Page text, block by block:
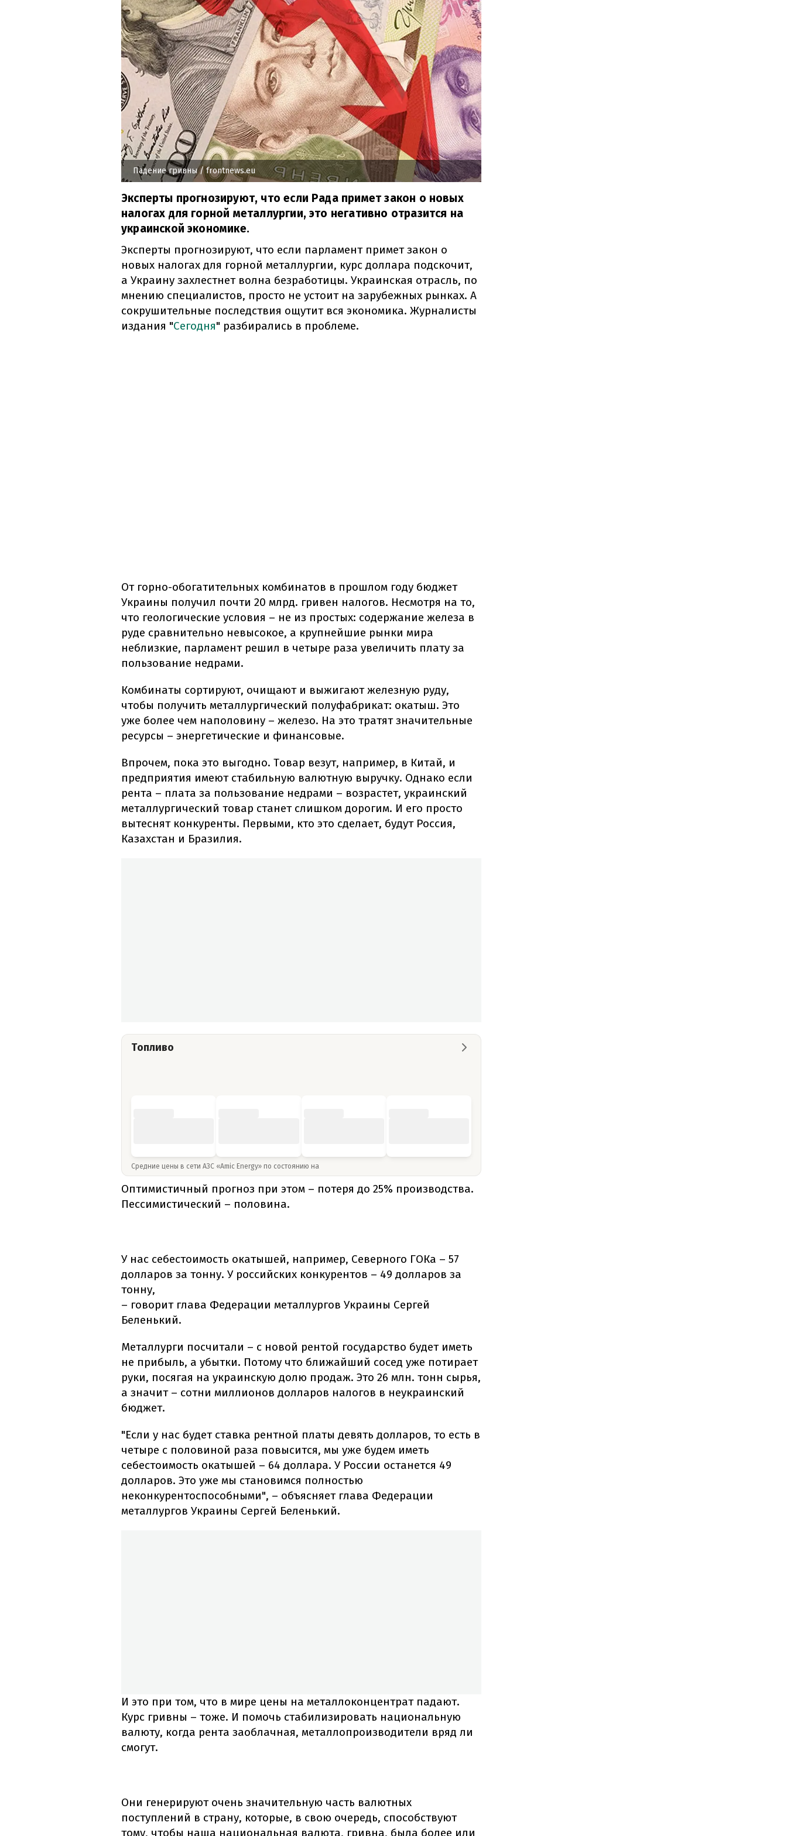
Падение гривны/ frontnews.eu
Эксперты прогнозируют, что если Рада примет закон о новых
налогах для горной металлургии, это негативно отразится на
украинской экономике.
Эксперты прогнозируют, что если парламент примет закон о
новых налогах для горной металлургии, курс доллара подскочит,
а Украину захлестнет волна безработицы. Украинская отрасль, по
мнению специалистов, просто не устоит на зарубежных рынках. А
сокрушительные последствия ощутит вся экономика. Журналисты
издания "Сегодня" разбирались в проблеме.
От горно-обогатительных комбинатов в прошлом году бюджет
Украины получил почти 20 млрд. гривен налогов. Несмотря на то,
что геологические условия – не из простых: содержание железа в
руде сравнительно невысокое, а крупнейшие рынки мира
неблизкие, парламент решил в четыре раза увеличить плату за
пользование недрами.
Комбинаты сортируют, очищают и выжигают железную руду,
чтобы получить металлургический полуфабрикат: окатыш. Это
уже более чем наполовину – железо. На это тратят значительные
ресурсы – энергетические и финансовые.
Впрочем, пока это выгодно. Товар везут, например, в Китай, и
предприятия имеют стабильную валютную выручку. Однако если
рента – плата за пользование недрами – возрастет, украинский
металлургический товар станет слишком дорогим. И его просто
вытеснят конкуренты. Первыми, кто это сделает, будут Россия,
Казахстан и Бразилия.
Топливо
Средние цены в сети АЗС «Amic Energy» по состоянию на
Оптимистичный прогноз при этом – потеря до 25% производства.
Пессимистический – половина.
У нас себестоимость окатышей, например, Северного ГОКа – 57
долларов за тонну. У российских конкурентов – 49 долларов за
тонну,
– говорит глава Федерации металлургов Украины Сергей
Беленький.
Металлурги посчитали – с новой рентой государство будет иметь
не прибыль, а убытки. Потому что ближайший сосед уже потирает
руки, посягая на украинскую долю продаж. Это 26 млн. тонн сырья,
а значит – сотни миллионов долларов налогов в неукраинский
бюджет.
"Если у нас будет ставка рентной платы девять долларов, то есть в
четыре с половиной раза повысится, мы уже будем иметь
себестоимость окатышей – 64 доллара. У России останется 49
долларов. Это уже мы становимся полностью
неконкурентоспособными", – объясняет глава Федерации
металлургов Украины Сергей Беленький.
И это при том, что в мире цены на металлоконцентрат падают.
Курс гривны – тоже. И помочь стабилизировать национальную
валюту, когда рента заоблачная, металлопроизводители вряд ли
смогут.
Они генерируют очень значительную часть валютных
поступлений в страну, которые, в свою очередь, способствуют
тому, чтобы наша национальная валюта, гривна, была более или